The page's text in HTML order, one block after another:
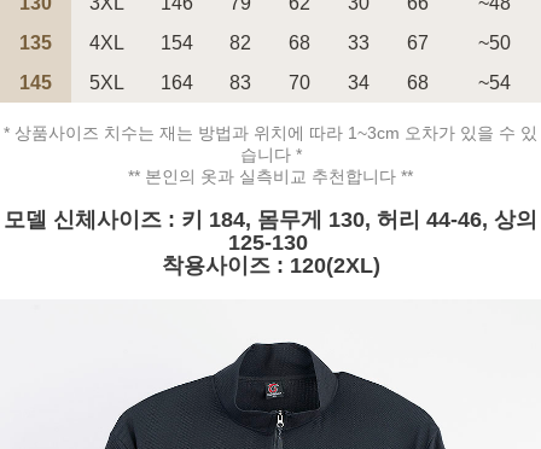
페이코 ID로 페
PAYCO 바로구매
135
4XL 154 82 68 33 67
~50
145
5XL 164 83 70 34 68 ~54
* 상품사이즈 치수는 재는 방법과 위치에 따라 1~3cm 오차가 있을 수 있
습니다 *
** 본인의 옷과 실측비교 추천합니다 **
모델 신체사이즈 : 키 184, 몸무게 130, 허리 44-46, 상의
125-130
착용사이즈 : 120(2XL)